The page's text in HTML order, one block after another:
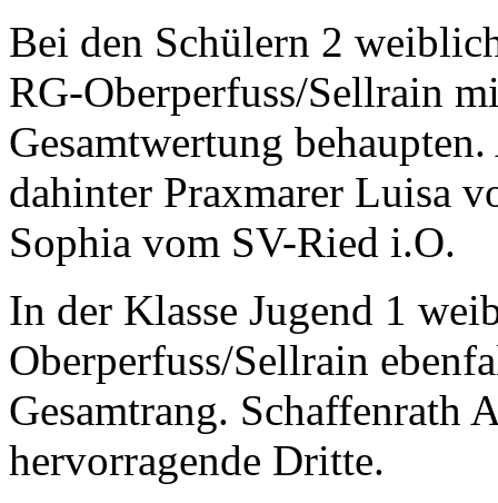
Bei den Schülern 2
RG-Oberperfuss/Sellrain
Gesamtwertung
dahinter Praxmarer Luisa
Sophia vom SV-Ried i.O.
In der Klasse Jugend 1
Oberperfuss/Sellrain
Gesamtrang. Schaffenrath
hervorragende Dritte.